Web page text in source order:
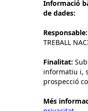
Informació
de dades:
Responsable:
TREBALL
Finalitat:
informatiu i,
prospecció
Més